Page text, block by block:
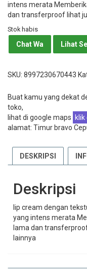
intens merata
dan transferproof lihat
Stok habis
Chat Wa Lihat
SKU: 8997230670443
Buat kamu yang dekat
toko,
lihat di google maps
klik
alamat: Timur bravo
DESKRIPSI
Deskripsi
lip cream dengan
yang intens merata
lama dan
lainnya